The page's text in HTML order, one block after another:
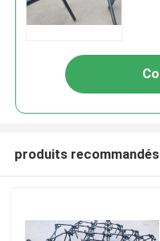
produits recommandés